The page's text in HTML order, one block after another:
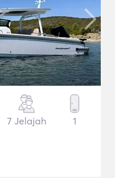
7 Jelajah 1